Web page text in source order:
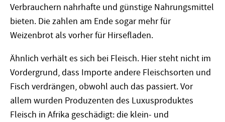
Verbrauchern nahrhafte und günstige Nahrungsmittel
bieten. Die zahlen am Ende sogar mehr für
Weizenbrot als vorher für Hirsefladen.
Ähnlich verhält es sich bei Fleisch. Hier steht nicht im
Vordergrund, dass Importe andere Fleischsorten und
Fisch verdrängen, obwohl auch das passiert. Vor
allem wurden Produzenten des Luxusproduktes
Fleisch in Afrika geschädigt: die klein- und